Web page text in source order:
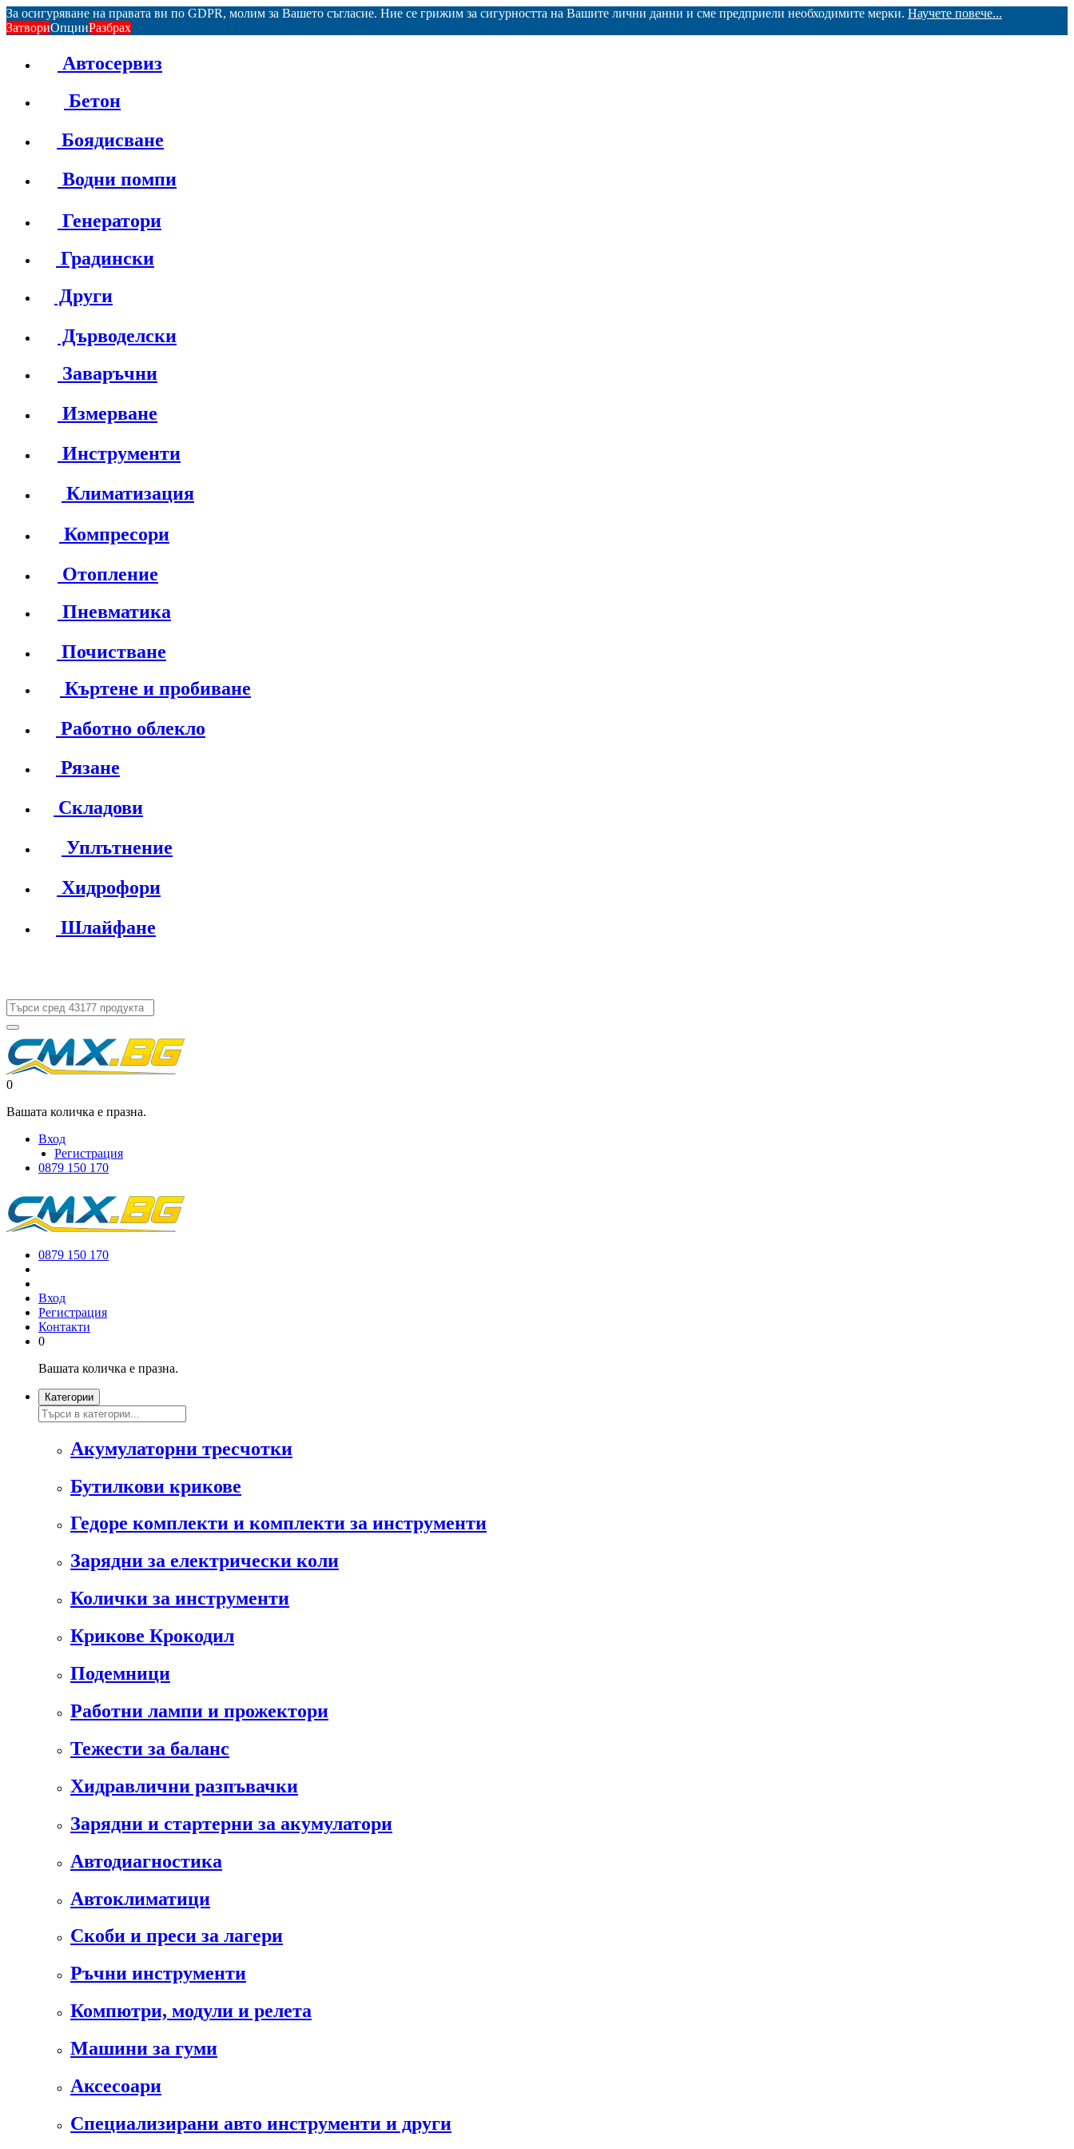
За осигуряване на правата ви по GDPR, молим за Вашето съгласие. Ние се грижим за сигурността на Вашите лични данни и сме предприели необходимите мерки. Научете повече...
ЗатвориОпцииРазбрах
Автосервиз
Бетон
Боядисване
Водни помпи
Генератори
Градински
Други
Дърводелски
Заваръчни
Измерване
Инструменти
Климатизация
Компресори
Отопление
Пневматика
Почистване
Къртене и пробиване
Работно облекло
Рязане
Складови
Уплътнение
Хидрофори
Шлайфане
0
Вашата количка е празна.
Вход
Регистрация
0879 150 170
0879 150 170
Вход
Регистрация
Контакти
0
Вашата количка е празна.
Категории
Акумулаторни тресчотки
Бутилкови крикове
Гедоре комплекти и комплекти за инструменти
Зарядни за електрически коли
Колички за инструменти
Крикове Крокодил
Подемници
Работни лампи и прожектори
Тежести за баланс
Хидравлични разпъвачки
Зарядни и стартерни за акумулатори
Автодиагностика
Автоклиматици
Скоби и преси за лагери
Ръчни инструменти
Компютри, модули и релета
Машини за гуми
Аксесоари
Специализирани авто инструменти и други